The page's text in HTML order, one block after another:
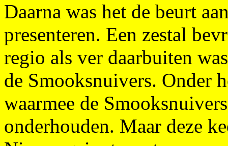
Daarna was het de beurt
presenteren. Een zestal
regio als ver daarbuiten
de Smooksnuivers. Onder
waarmee de
onderhouden. Maar deze